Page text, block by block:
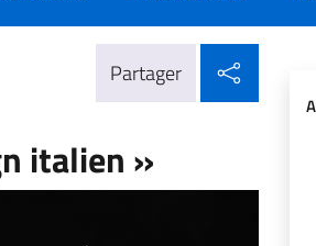
Partager
italien »